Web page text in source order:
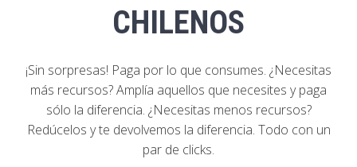
CHILENOS
¡Sin sorpresas! Paga por lo que consumes. ¿Necesitas
más recursos? Amplía aquellos que necesites y paga
sólo la diferencia. ¿Necesitas menos recursos?
Redúcelos y te devolvemos la diferencia. Todo con un
par de clicks.